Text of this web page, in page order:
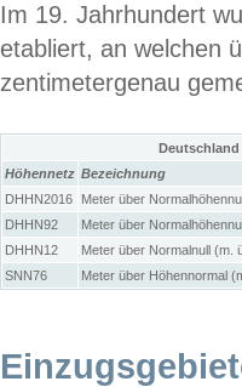
Im 19. Jahrhundert
etabliert, an welchen
zentimetergenau
Höhennetz Bezeichnung
DHHN2016
Meter über
DHHN92
Meter über
DHHN12
Meter über Normalnull (m.
SNN76
Meter über Höhennormal